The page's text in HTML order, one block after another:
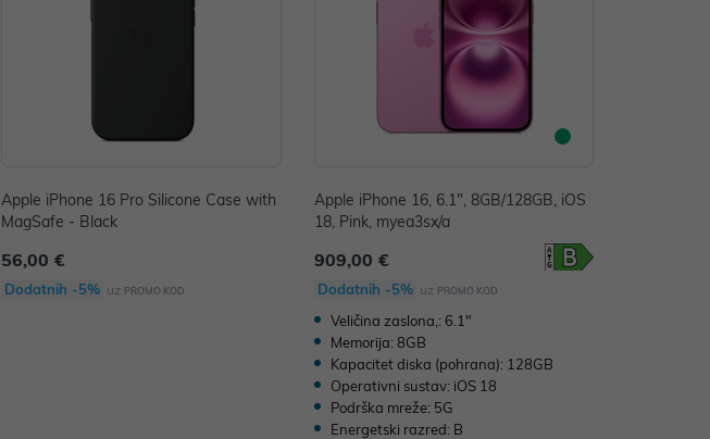
Apple iPhone 16 Pro Silicone Case with
MagSafe - Black
56,00 €
Dodatnih -5% uz PROMO KOD
Apple iPhone 16, 6.1", 8GB/128GB, iOS
18, Pink, myea3sx/a
909,00 €
Dodatnih -5% uz PROMO KOD
Veličina zaslona,: 6.1"
Memorija: 8GB
Kapacitet diska (pohrana): 128GB
Operativni sustav: iOS 18
Podrška mreže: 5G
Energetski razred: B